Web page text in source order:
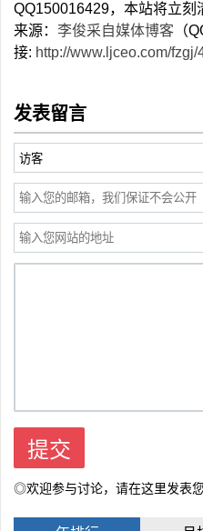
QQ150016429，本站将立刻
来源： 李俊采自媒体博客 （
接: http://www.ljceo.com/fzgj/
发表留言
◎欢迎参与讨论，请在这里发表